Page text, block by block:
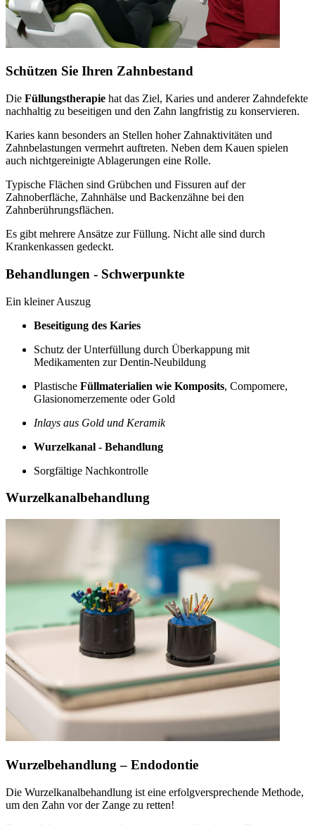
Schützen Sie Ihren Zahnbestand
Die Füllungstherapie hat das Ziel, Karies und anderer Zahndefekte
nachhaltig zu beseitigen und den Zahn langfristig zu konservieren.
Karies kann besonders an Stellen hoher Zahnaktivitäten und
Zahnbelastungen vermehrt auftreten. Neben dem Kauen spielen
auch nichtgereinigte Ablagerungen eine Rolle.
Typische Flächen sind Grübchen und Fissuren auf der
Zahnoberfläche, Zahnhälse und Backenzähne bei den
Zahnberührungsflächen.
Es gibt mehrere Ansätze zur Füllung. Nicht alle sind durch
Krankenkassen gedeckt.
Behandlungen - Schwerpunkte
Ein kleiner Auszug
Beseitigung des Karies
Schutz der Unterfüllung durch Überkappung mit
Medikamenten zur Dentin-Neubildung
Plastische Füllmaterialien wie Komposits, Compomere,
Glasionomerzemente oder Gold
Inlays aus Gold und Keramik
Wurzelkanal - Behandlung
Sorgfältige Nachkontrolle
Wurzelkanalbehandlung
Wurzelbehandlung – Endodontie
Die Wurzelkanalbehandlung ist eine erfolgversprechende Methode,
um den Zahn vor der Zange zu retten!